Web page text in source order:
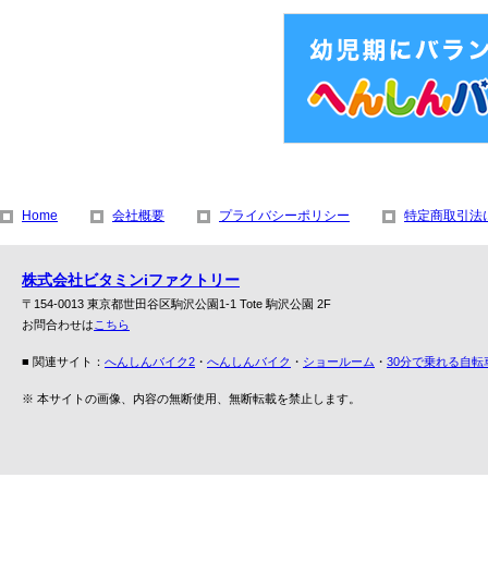
Home 会社概要 プライバシーポリシー 特定商取引法
株式会社ビタミンiファクトリー
〒154-0013 東京都世田谷区駒沢公園1-1 Tote 駒沢公園 2F
お問合わせは こちら
■ 関連サイト： へんしんバイク2 ・ へんしんバイク ・ ショールーム ・ 30分で乗れる自転
※ 本サイトの画像、内容の無断使用、無断転載を禁止します。